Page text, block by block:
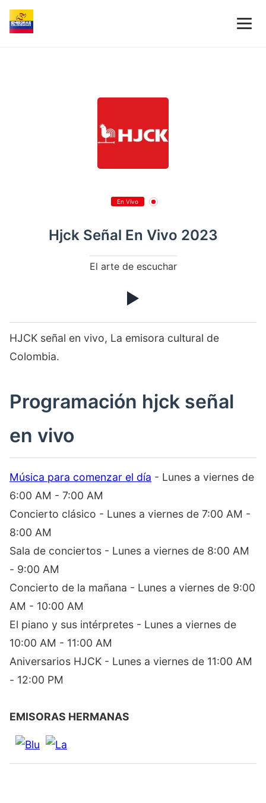
En Vivo
Hjck Señal En Vivo 2023
El arte de escuchar
HJCK señal en vivo, La emisora cultural de
Colombia.
Programación hjck señal
en vivo
Música para comenzar el día - Lunes a viernes de
6:00 AM - 7:00 AM
Concierto clásico - Lunes a viernes de 7:00 AM -
8:00 AM
Sala de conciertos - Lunes a viernes de 8:00 AM
- 9:00 AM
Concierto de la mañana - Lunes a viernes de 9:00
AM - 10:00 AM
El piano y sus intérpretes - Lunes a viernes de
10:00 AM - 11:00 AM
Aniversarios HJCK - Lunes a viernes de 11:00 AM
- 12:00 PM
EMISORAS HERMANAS